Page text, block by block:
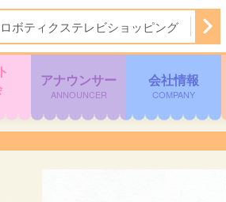
ボティクステレビショッピング 14:50
アナウンサー
ANNOUNCER
会社情報
COMPANY